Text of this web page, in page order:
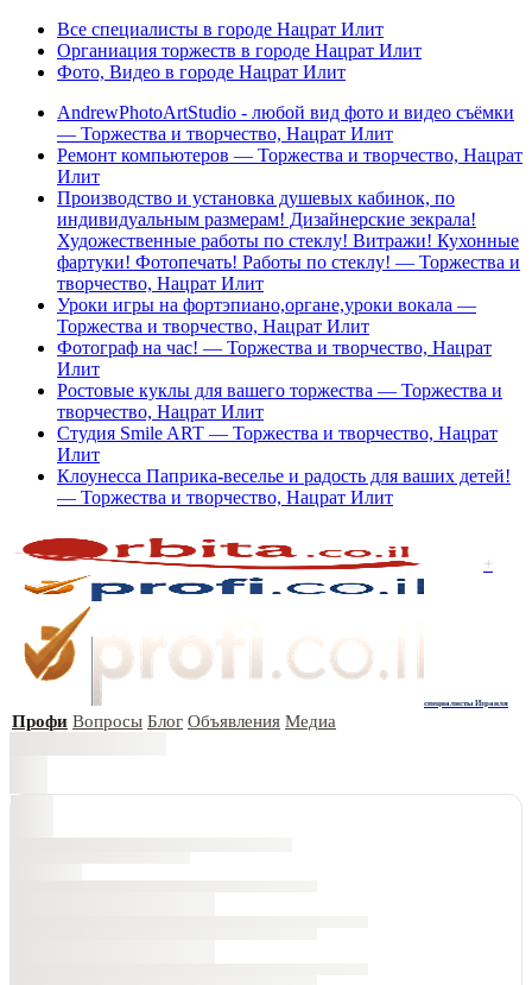
Все специалисты в городе Нацрат Илит
Органиация торжеств в городе Нацрат Илит
Фото, Видео в городе Нацрат Илит
AndrewPhotoArtStudio - любой вид фото и видео съёмки
— Торжества и творчество, Нацрат Илит
Ремонт компьютеров — Торжества и творчество, Нацрат
Илит
Производство и установка душевых кабинок, по
индивидуальным размерам! Дизайнерские зекрала!
Художественные работы по стеклу! Витражи! Кухонные
фартуки! Фотопечать! Работы по стеклу! — Торжества и
творчество, Нацрат Илит
Уроки игры на фортэпиано,органе,уроки вокала —
Торжества и творчество, Нацрат Илит
Фотограф на час! — Торжества и творчество, Нацрат
Илит
Ростовые куклы для вашего торжества — Торжества и
творчество, Нацрат Илит
Студия Smile ART — Торжества и творчество, Нацрат
Илит
Клоунесса Паприка-веселье и радость для ваших детей!
— Торжества и творчество, Нацрат Илит
+
специалисты Израиля
Профи Вопросы Блог Объявления Медиа